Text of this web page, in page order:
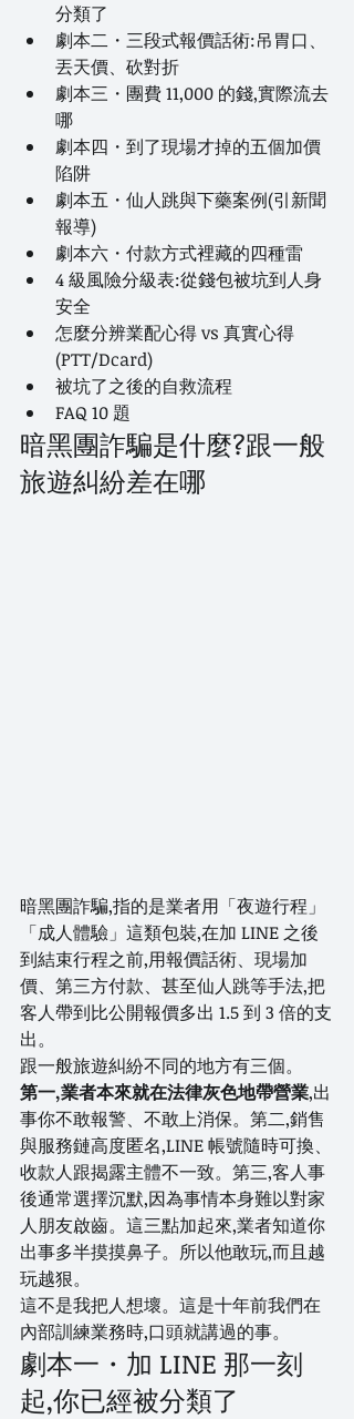
分類了
劇本二・三段式報價話術:吊胃口、
丟天價、砍對折
劇本三・團費 11,000 的錢,實際流去
哪
劇本四・到了現場才掉的五個加價
陷阱
劇本五・仙人跳與下藥案例(引新聞
報導)
劇本六・付款方式裡藏的四種雷
4 級風險分級表:從錢包被坑到人身
安全
怎麼分辨業配心得 vs 真實心得
(PTT/Dcard)
被坑了之後的自救流程
FAQ 10 題
暗黑團詐騙是什麼?跟一般
旅遊糾紛差在哪
暗黑團詐騙,指的是業者用「夜遊行程」
「成人體驗」這類包裝,在加 LINE 之後
到結束行程之前,用報價話術、現場加
價、第三方付款、甚至仙人跳等手法,把
客人帶到比公開報價多出 1.5 到 3 倍的支
出。
跟一般旅遊糾紛不同的地方有三個。
第一,業者本來就在法律灰色地帶營業,出
事你不敢報警、不敢上消保。第二,銷售
與服務鏈高度匿名,LINE 帳號隨時可換、
收款人跟揭露主體不一致。第三,客人事
後通常選擇沉默,因為事情本身難以對家
人朋友啟齒。這三點加起來,業者知道你
出事多半摸摸鼻子。所以他敢玩,而且越
玩越狠。
這不是我把人想壞。這是十年前我們在
內部訓練業務時,口頭就講過的事。
劇本一・加 LINE 那一刻
起,你已經被分類了